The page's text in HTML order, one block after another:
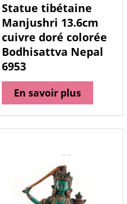
Statue tibétaine
Manjushri 13.6cm
cuivre doré colorée
Bodhisattva Nepal
6953
En savoir plus